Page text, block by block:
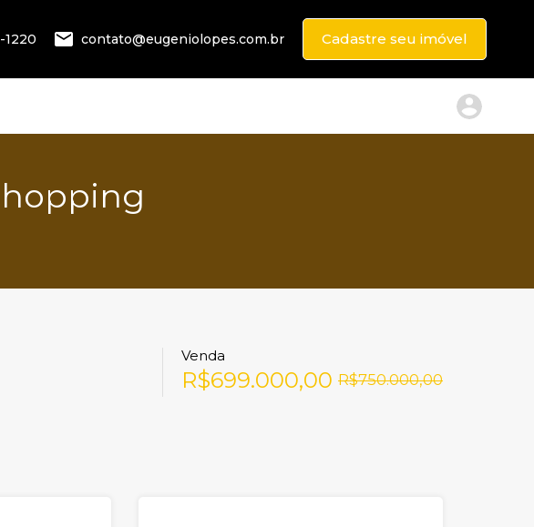
1220 contato@eugeniolopes.com.br Cadastre seu imóvel
Venda
R$699.000,00 R$750.000,00